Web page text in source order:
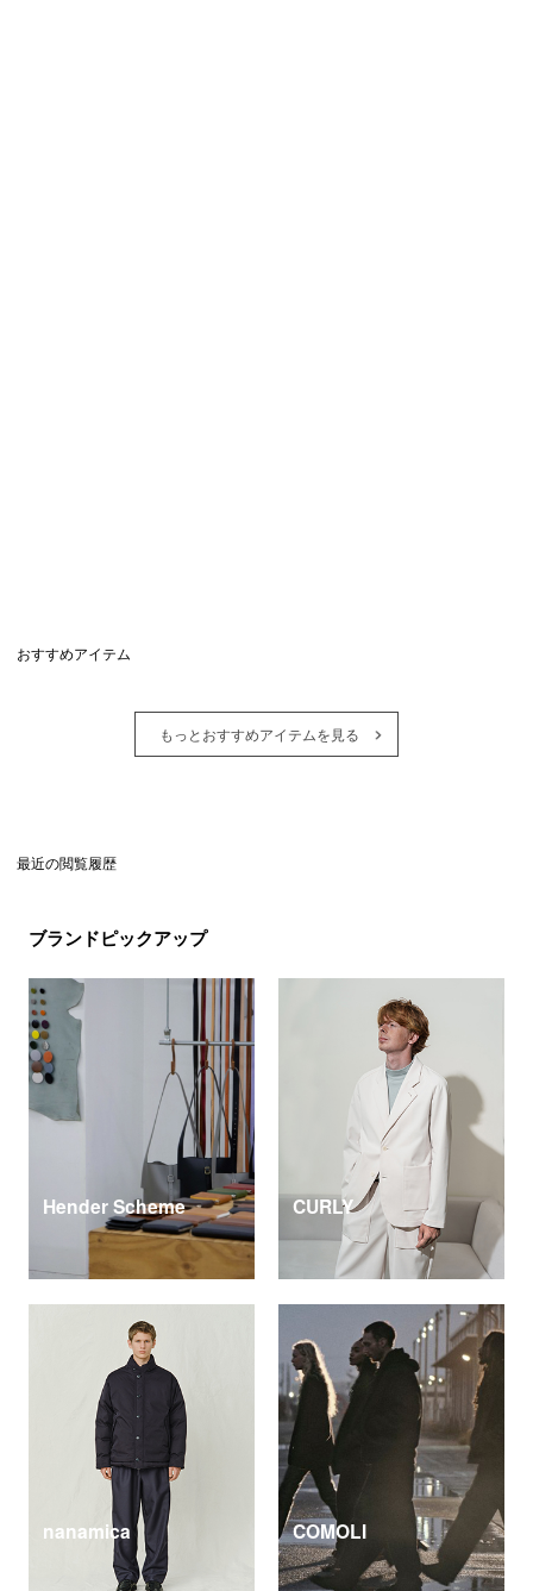
おすすめアイテム
もっとおすすめアイテムを見る
最近の閲覧履歴
ブランドピックアップ
Hender Scheme CURLY
nanamica COMOLI